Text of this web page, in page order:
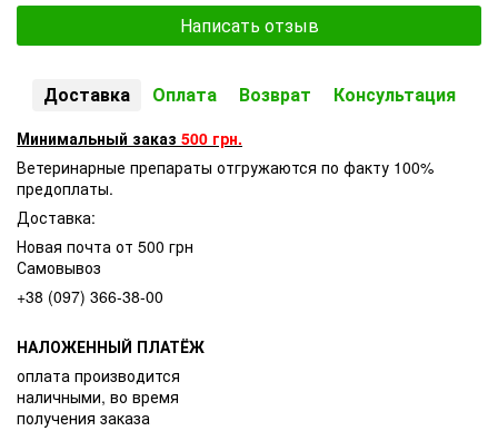
Написать отзыв
Доставка Оплата Возврат Консультация
Минимальный заказ 500 грн.
Ветеринарные препараты отгружаются по факту 100%
предоплаты.
Доставка:
Новая почта от 500 грн
Самовывоз
+38 (097) 366-38-00
НАЛОЖЕННЫЙ ПЛАТЁЖ
оплата производится
наличными, во время
получения заказа